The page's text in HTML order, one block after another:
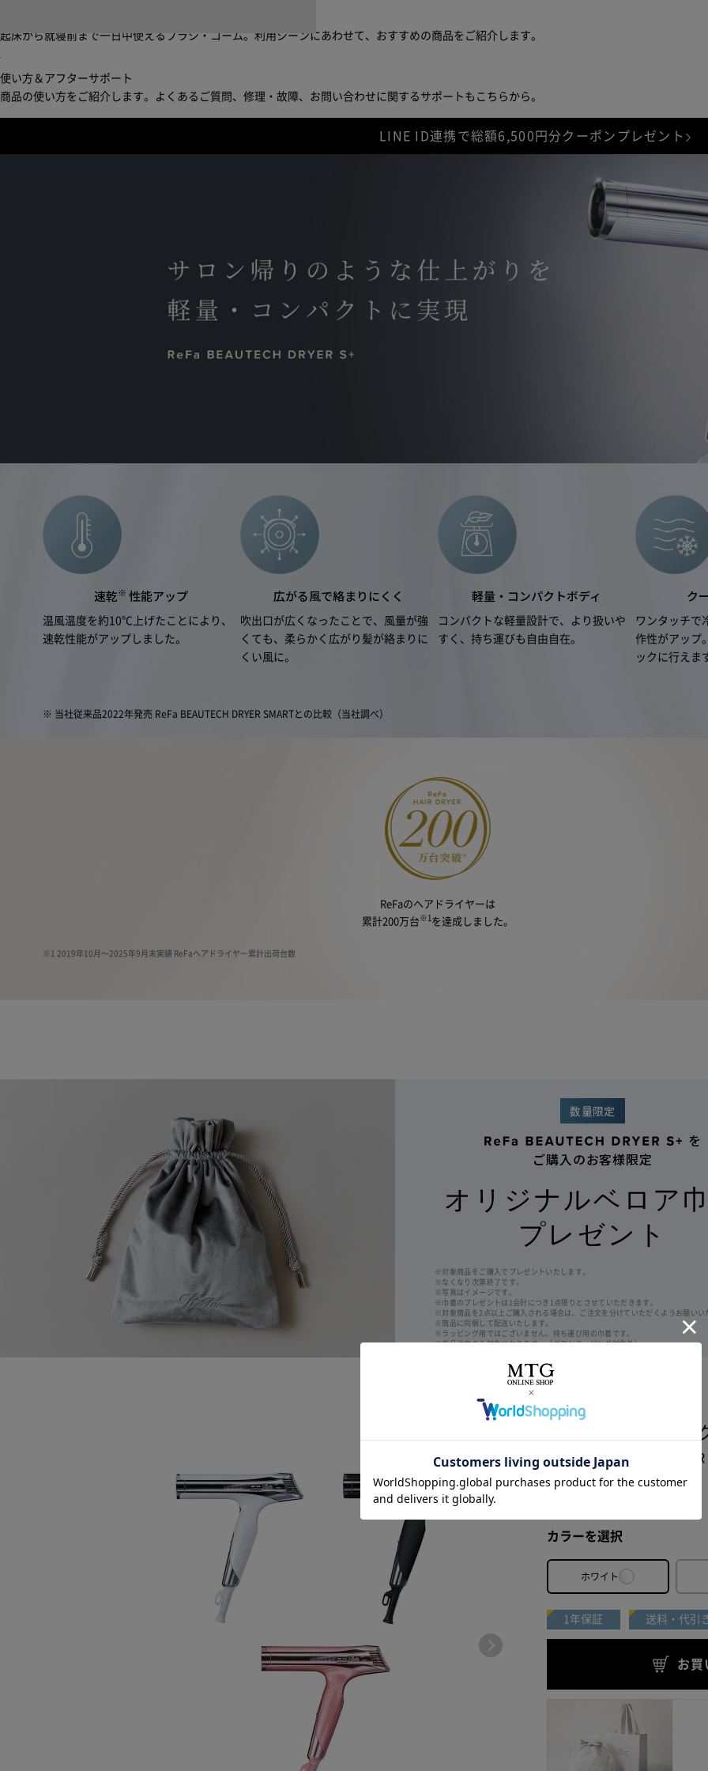
起床から就寝前まで一日中使えるブラシ・コーム。利用シーンにあわせて、おすすめの商品をご紹介します。
使い方＆アフターサポート
商品の使い方をご紹介します。よくあるご質問、修理・故障、お問い合わせに関するサポートもこちらから。
LINE ID連携で総額6,500円分クーポンプレゼント
速乾※ 性能アップ
温風温度を約10℃上げたことにより、
速乾性能がアップしました。
広がる風で絡まりにくく
吹出口が広くなったことで、風量が強
くても、柔らかく広がり髪が絡まりに
くい風に。
軽量・コンパクトボディ
コンパクトな軽量設計で、より扱いや
すく、持ち運びも自由自在。
ク
ワンタッチで
作性がアップ
ックに行えま
※ 当社従来品2022年発売 ReFa BEAUTECH DRYER SMARTとの比較（当社調べ）
ReFaのヘアドライヤーは
累計200万台 ※1を達成しました。
※1 2019年10月〜2025年9月末実績 ReFaヘアドライヤー累計出荷台数
数量限定
を
ご購入のお客様限定
オリジナルベロア
プレゼント
※対象商品をご購入でプレゼントいたします。
※なくなり次第終了です。
※写真はイメージです。
※巾着のプレゼントは1会計につき1点限りとさせていただきます。
※対象商品を2点以上ご購入される場合は、ご注文を分けていただくようお願いい
※商品に同梱して配送いたします。
※ラッピング用ではございません。持ち運び用の巾着です。
※単品注文のみ対象になります。（ギフトラッピング対象外）
リファビューテッ
ReFa BEAUTECH
¥39,600
カラーを選択
ホワイト
1年保証 送料・代引
お買
3ステップ
「注文を確定する」ボタンをクリック
（株）ジャックスのお申込み画面にて、
（株）ジャックスにおいて
より詳しいご説明はこちら
支払総額：39,600円（税込）
支払月額（初月）：4,200円（税込）
支払月額（次月以降）：600円（税込）
実質年率：0%（当社負担）
分割手数料：0%（当社負担）
引き渡し日：株式会社ジャックスの審査終了後、5営業日以内での発
現金販売価格：43,500円（税込）
支払月額（初月）：2,200円（税込）
支払月額（次月以降）：700円（税込）
支払期間：5年
実質年率：0%（当社負担）
分割手数料：0%（当社負担）
引き渡し日：株式会社ジャックスの審査終了後、5営業日以内での発
※ご本人様のみのお申込みとなります。
※お届け先がご注文者の氏名・住所と異なる場合お申し込みできま
※ご注文後、株式会社ジャックスよりクレジット確認のお電話が、
あてに入る場合がございます。
※株式会社ジャックスの審査の結果、ご希望に添いかねる場合もあ
※18歳未満のお客様はご利用いただけません。
※18歳以上20歳未満のお客様は親権者情報が必要となる場合がござ
す。
り、本サービスは終了します。延長保証書により設定された保証期間は延長され
製品の取扱説明書に記載されている使用上の注
使用したにもかかわらず本製品が正常に機能し
ご加入いただいたお客様または第三者の故意ま
ない破損、落下、水濡れ等の偶然の事故により
能しなくなった場合
但し次に掲げる場合は、保証の対象外とします。
(1) 本製品の盗難、紛失の場合
(2) 地震、津波、噴火に起因する場合
(3) 本製品において損害を確認することができない場合
(4) 本製品の、機能および使用の際に影響のない外観上のキ
焼けやピクセル抜け、輝度低下等
詳しくは「 きちんと保証サービス規定 」をご確認ください。
【ご注意】2022年4月14日以前にサービスに加入された方
2022年4月14日以前に延長保証サービスに加入された方につきましては、保証
障のみとなり、物損故障は保証対象外となります。ご自身の保証内容をご確認い
は、商品発送時に同梱させていただいております「延長保証書」をご確認くださ